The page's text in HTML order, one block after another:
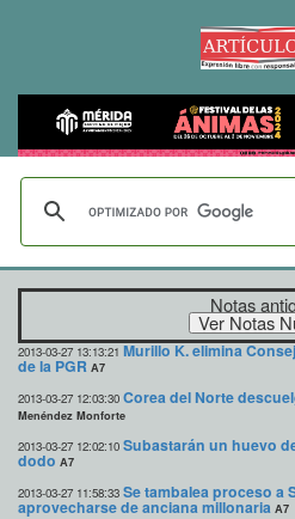
Notas
2013-03-27 13:13:21 Murillo K. elimina
de la PGR A7
2013-03-27 12:03:30 Corea del Norte
Menéndez Monforte
2013-03-27 12:02:10 Subastarán un huevo
dodo A7
2013-03-27 11:58:33 Se tambalea proceso a
aprovecharse de anciana millonaria A7